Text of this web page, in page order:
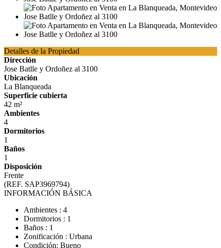
Detalles de la Propiedad
Dirección
Jose Batlle y Ordoñez al 3100
Ubicación
La Blanqueada
Superficie cubierta
42 m²
Ambientes
4
Dormitorios
1
Baños
1
Disposición
Frente
(REF. SAP3969794)
INFORMACIÓN BÁSICA
Ambientes : 4
Dormitorios : 1
Baños : 1
Zonificación : Urbana
Condición: Bueno